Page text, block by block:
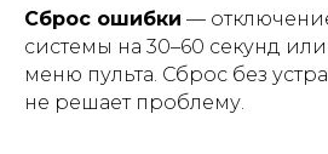
Сброс ошибки —
системы на 30–60 секунд
меню пульта. Сброс без
не решает проблему.